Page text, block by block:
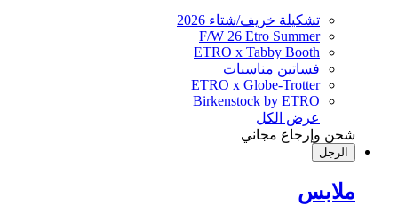
تشكيلة خريف/شتاء 2026
F/W 26 Etro Summer
ETRO x Tabby Booth
فساتين مناسبات
ETRO x Globe-Trotter
Birkenstock by ETRO
عرض الكل
شحن وإرجاع مجاني
الرجل
ملابس